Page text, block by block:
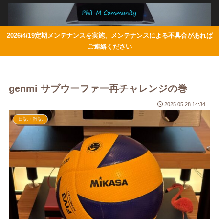
2026/4/19定期メンテナンスを実施、メンテナンスによる不具合があれば
ご連絡ください
genmi サブウーファー再チャレンジの巻
2025.05.28 14:34
日記・雑記